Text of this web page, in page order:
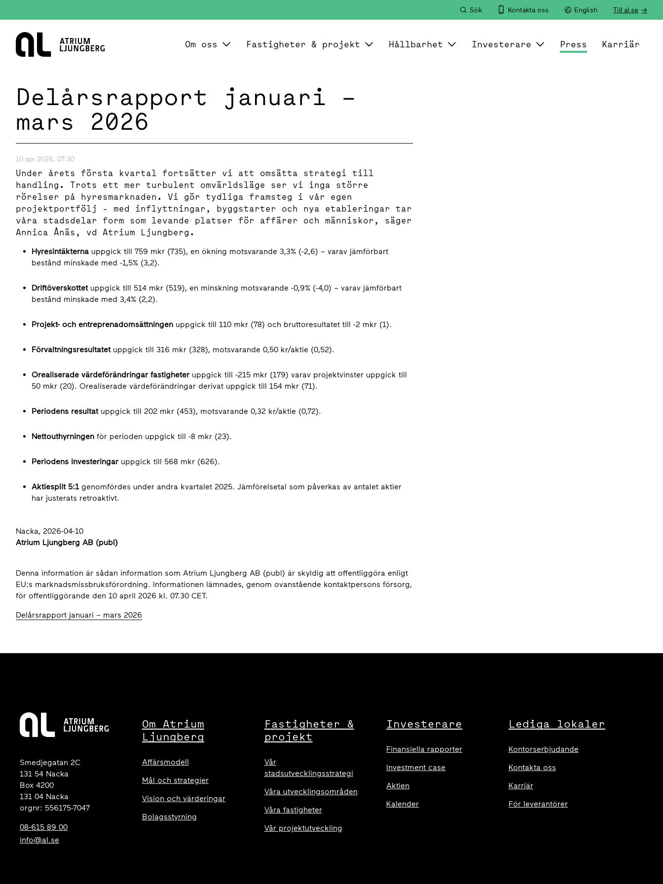
Sök Kontakta oss English Till al.se
Hem
Om oss Fastigheter & projekt Hållbarhet Investerare Press Karriär
Delårsrapport januari –
mars 2026
10 apr 2026, 07:30
Under årets första kvartal fortsätter vi att omsätta strategi till
handling. Trots ett mer turbulent omvärldsläge ser vi inga större
rörelser på hyresmarknaden. Vi gör tydliga framsteg i vår egen
projektportfölj - med inflyttningar, byggstarter och nya etableringar tar
våra stadsdelar form som levande platser för affärer och människor, säger
Annica Ånäs, vd Atrium Ljungberg.
Hyresintäkterna uppgick till 759 mkr (735), en ökning motsvarande 3,3% (-2,6) – varav jämförbart
bestånd minskade med -1,5% (3,2).
Driftöverskottet uppgick till 514 mkr (519), en minskning motsvarande -0,9% (-4,0) – varav jämförbart
bestånd minskade med 3,4% (2,2).
Projekt- och entreprenadomsättningen uppgick till 110 mkr (78) och bruttoresultatet till -2 mkr (1).
Förvaltningsresultatet uppgick till 316 mkr (328), motsvarande 0,50 kr/aktie (0,52).
Orealiserade värdeförändringar fastigheter uppgick till -215 mkr (179) varav projektvinster uppgick till
50 mkr (20). Orealiserade värdeförändringar derivat uppgick till 154 mkr (71).
Periodens resultatuppgick till 202 mkr (453), motsvarande 0,32 kr/aktie (0,72).
Nettouthyrningen för perioden uppgick till -8 mkr (23).
Periodens investeringar uppgick till 568 mkr (626).
Aktiesplit 5:1genomfördes under andra kvartalet 2025. Jämförelsetal som påverkas av antalet aktier
har justerats retroaktivt.
Nacka, 2026-04-10
Atrium Ljungberg AB (publ)
Denna information är sådan information som Atrium Ljungberg AB (publ) är skyldig att offentliggöra enligt
EU:s marknadsmissbruksförordning. Informationen lämnades, genom ovanstående kontaktpersons försorg,
för offentliggörande den 10 april 2026 kl. 07.30 CET.
Delårsrapport januari – mars 2026
Smedjegatan 2C
131 54 Nacka
Box 4200
131 04 Nacka
orgnr: 556175-7047
08-615 89 00
info@al.se
Om Atrium
Ljungberg
Affärsmodell
Mål och strategier
Vision och värderingar
Bolagsstyrning
Fastigheter &
projekt
Vår
stadsutvecklingsstrategi
Våra utvecklingsområden
Våra fastigheter
Vår projektutveckling
Investerare
Finansiella rapporter
Investment case
Aktien
Kalender
Lediga lokaler
Kontorserbjudande
Kontakta oss
Karriär
För leverantörer